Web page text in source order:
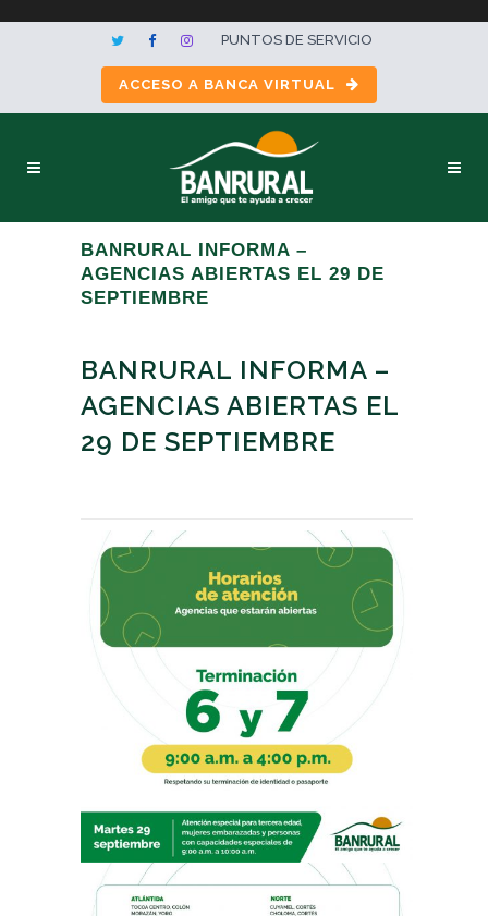
PUNTOS DE SERVICIO
ACCESO A BANCA VIRTUAL
BANRURAL INFORMA –
AGENCIAS ABIERTAS EL 29 DE
SEPTIEMBRE
BANRURAL INFORMA –
AGENCIAS ABIERTAS EL
29 DE SEPTIEMBRE